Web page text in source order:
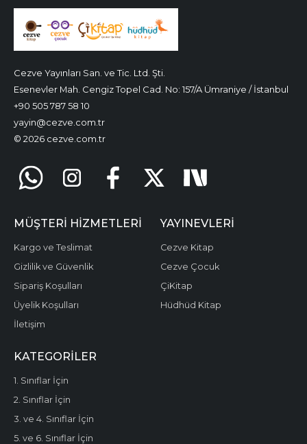
Cezve Yayınları San. ve Tic. Ltd. Şti.
Esenevler Mah. Cengiz Topel Cad. No: 157/A Ümraniye / İstanbul
+90 505 787 58 10
yayin@cezve.com.tr
© 2026 cezve.com.tr
MÜŞTERI HIZMETLERI
Kargo ve Teslimat
Gizlilik ve Güvenlik
Sipariş Koşulları
Üyelik Koşulları
İletişim
YAYINEVLERI
Cezve Kitap
Cezve Çocuk
ÇiKitap
Hüdhüd Kitap
KATEGORILER
1. Sınıflar İçin
2. Sınıflar İçin
3. ve 4. Sınıflar İçin
5. ve 6. Sınıflar İçin